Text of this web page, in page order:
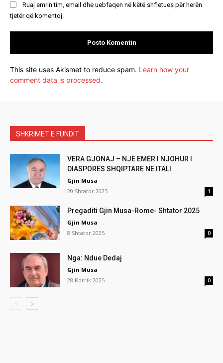
Ruaj emrin tim, email dhe uebfaqen në këtë shfletues për herën
tjetër që komentoj.
This site uses Akismet to reduce spam. Learn how your
comment data is processed.
SHKRIMET E FUNDIT
VERA GJONAJ – NJË EMËR I NJOHUR I
DIASPORËS SHQIPTARE NË ITALI
Gjin Musa
20 Shtator 2025
1
Pregaditi Gjin Musa-Rome- Shtator 2025
Gjin Musa
8 Shtator 2025
0
Nga: Ndue Dedaj
Gjin Musa
28 Korrik 2025
0